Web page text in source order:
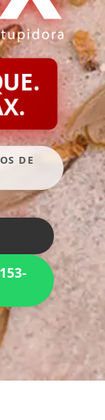
DE